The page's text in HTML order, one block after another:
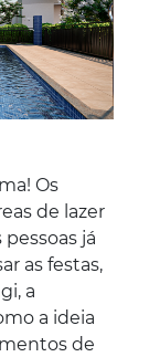
Os
de lazer
já
as festas,
a
a ideia
de